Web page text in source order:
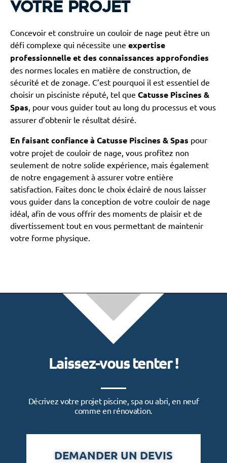
votre projet
Concevoir et construire un couloir de nage peut être un
défi complexe qui nécessite une expertise
professionnelle et des connaissances approfondies
des normes locales en matière de construction, de
sécurité et de zonage. C’est pourquoi il est essentiel de
choisir un pisciniste réputé, tel que Catusse Piscines &
Spas, pour vous guider tout au long du processus et vous
assurer d’obtenir le résultat désiré.
En faisant confiance à Catusse Piscines & Spas pour
votre projet de couloir de nage, vous profitez non
seulement de notre solide expérience, mais également
de notre engagement à assurer votre entière
satisfaction. Faites donc le choix éclairé de nous laisser
vous guider dans la conception de votre couloir de nage
idéal, afin de vous offrir des moments de plaisir et de
divertissement tout en vous permettant de maintenir
votre forme physique.
Laissez-vous tenter !
Décrivez votre projet piscine, spa ou abri, en neuf
comme en rénovation.
DEMANDER UN DEVIS